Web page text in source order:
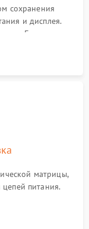
сохранения
и дисплея.
Бережная
матрицы,
питания.
памяти и
компонентов